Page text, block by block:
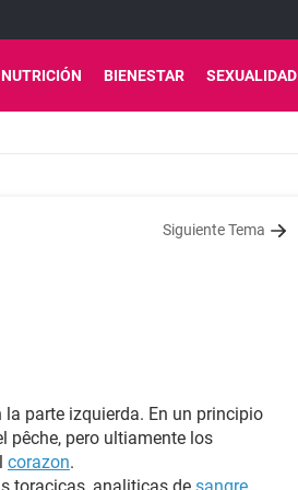
NUTRICIÓN BIENESTAR SEXUALIDAD
Siguiente Tema
parte izquierda. En un principio
pêche, pero ultiamente los
corazon.